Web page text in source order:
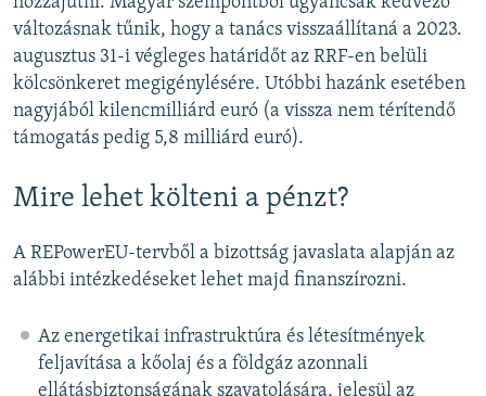
változásnak tűnik, hogy a tanács visszaállítaná a 2023.
augusztus 31-i végleges határidőt az RRF-en belüli
kölcsönkeret megigénylésére. Utóbbi hazánk esetében
nagyjából kilencmilliárd euró (a vissza nem térítendő
támogatás pedig 5,8 milliárd euró).
Mire lehet költeni a pénzt?
A REPowerEU-tervből a bizottság javaslata alapján az
alábbi intézkedéseket lehet majd finanszírozni.
Az energetikai infrastruktúra és létesítmények
feljavítása a kőolaj és a földgáz azonnali
ellátásbiztonságának szavatolására, jelesül az